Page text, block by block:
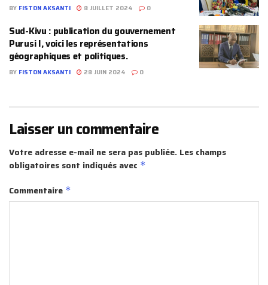
BY FISTON AKSANTI 8 JUILLET 2024 0
Sud-Kivu : publication du gouvernement
Purusi I, voici les représentations
géographiques et politiques.
BY FISTON AKSANTI 28 JUIN 2024 0
Laisser un commentaire
Votre adresse e-mail ne sera pas publiée. Les champs
obligatoires sont indiqués avec *
Commentaire *